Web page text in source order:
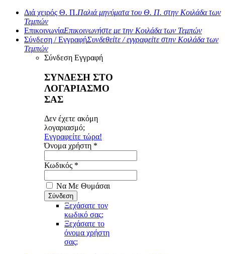
Διά χειρός Θ. Π.Παλιά μηνύματα του Θ. Π. στην Κοιλάδα των
Τεμπών
ΕπικοινωνίαΕπικοινωνήστε με την Κοιλάδα των Τεμπών
Σύνδεση / ΕγγραφήΣυνδεθείτε / εγγραφείτε στην Κοιλάδα των
Τεμπών
Σύνδεση Εγγραφή
ΣΥΝΔΕΣΗ ΣΤΟ
ΛΟΓΑΡΙΑΣΜΟ
ΣΑΣ
Δεν έχετε ακόμη
λογαριασμό;
Εγγραφείτε τώρα!
Όνομα χρήστη *
Κωδικός *
Να Με Θυμάσαι
Ξεχάσατε τον
κωδικό σας;
Ξεχάσατε το
όνομα χρήστη
σας;